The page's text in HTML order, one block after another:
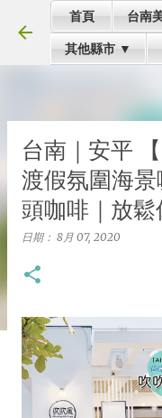
首頁 台南
其他縣市 ▼
台南｜安平
渡假氛圍海
頭咖啡｜放
日期： 8月 07, 2020